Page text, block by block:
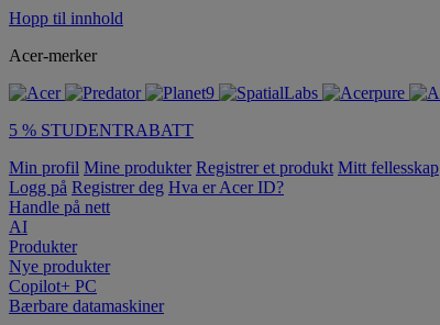
Hopp til innhold
Acer-merker
5 % STUDENTRABATT
Min profil Mine produkter Registrer et produkt Mitt fellesskap
Logg på Registrer deg Hva er Acer ID?
Handle på nett
AI
Produkter
Nye produkter
Copilot+ PC
Bærbare datamaskiner